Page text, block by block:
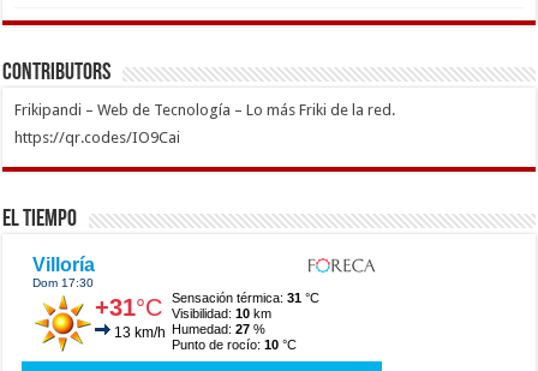
Contributors
Frikipandi – Web de Tecnología – Lo más Friki de la red.
https://qr.codes/IO9Cai
El Tiempo